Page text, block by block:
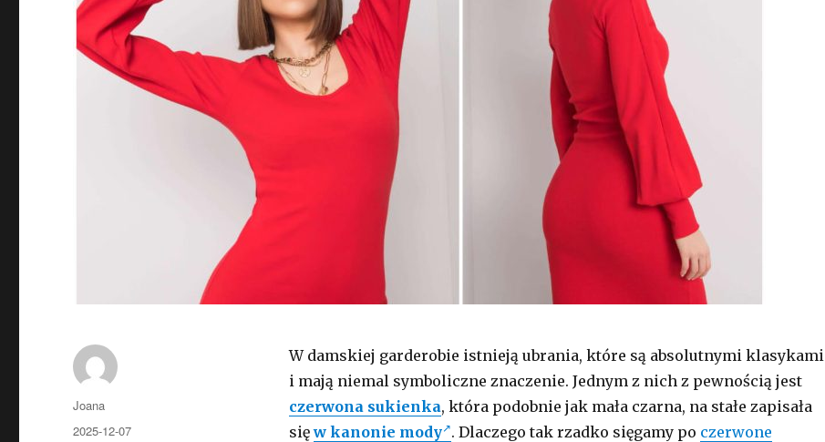
W damskiej garderobie istnieją ubrania, które są absolutnymi klasykami
i mają niemal symboliczne znaczenie. Jednym z nich z pewnością jest
czerwona sukienka, która podobnie jak mała czarna, na stałe zapisała
sięw kanonie mody . Dlaczego tak rzadko sięgamy po czerwone
Autor
Joana
Opublikowano
2025-12-07